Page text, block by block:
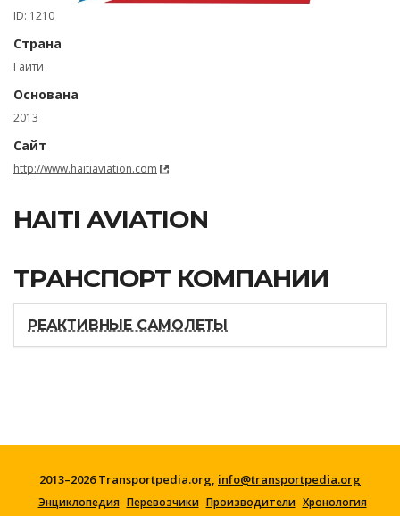
ID: 1210
Страна
Гаити
Основана
2013
Сайт
http://www.haitiaviation.com
HAITI AVIATION
ТРАНСПОРТ КОМПАНИИ
РЕАКТИВНЫЕ САМОЛЕТЫ
2013–2026 Transportpedia.org, info@transportpedia.org
Энциклопедия Перевозчики Производители Хронология